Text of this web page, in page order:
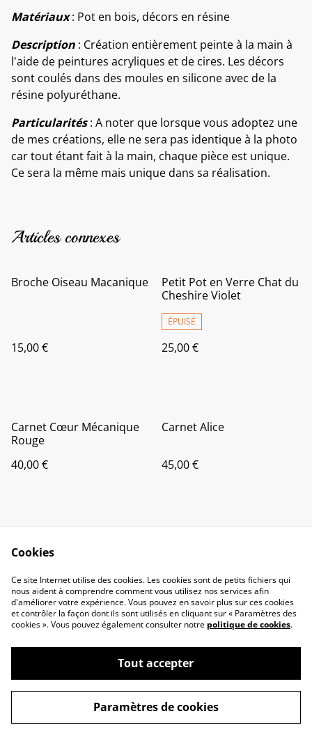
Matériaux: Pot en bois, décors en résine
Description : Création entièrement peinte à la main à
l'aide de peintures acryliques et de cires. Les décors
sont coulés dans des moules en silicone avec de la
résine polyuréthane.
Particularités: A noter que lorsque vous adoptez une
de mes créations, elle ne sera pas identique à la photo
car tout étant fait à la main, chaque pièce est unique.
Ce sera la même mais unique dans sa réalisation.
Articles connexes
Broche Oiseau Macanique
15,00 €
Petit Pot en Verre Chat du
Cheshire Violet
ÉPUISÉ
25,00 €
Carnet Cœur Mécanique
Rouge
40,00 €
Carnet Alice
45,00 €
Contactez-nous
Politique de
confidentialité
Politique de cookies Conditions générales
©2026L'Atelier de Neige
powered by
Cookies
Ce site Internet utilise des cookies. Les cookies sont de petits fichiers qui
nous aident à comprendre comment vous utilisez nos services afin
d'améliorer votre expérience. Vous pouvez en savoir plus sur ces cookies
et contrôler la façon dont ils sont utilisés en cliquant sur « Paramètres des
cookies ». Vous pouvez également consulter notre politique de cookies.
Tout accepter
Paramètres de cookies